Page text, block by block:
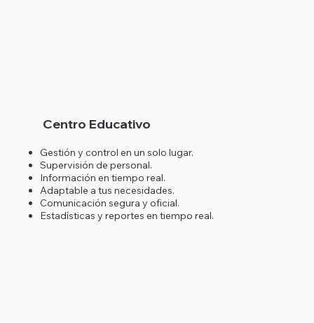
Gestión y control en un solo lugar.
Supervisión de personal.
Información en tiempo real.
Adaptable a tus necesidades.
Comunicación segura y oficial.
Estadísticas y reportes en tiempo real.
Centro Educativo